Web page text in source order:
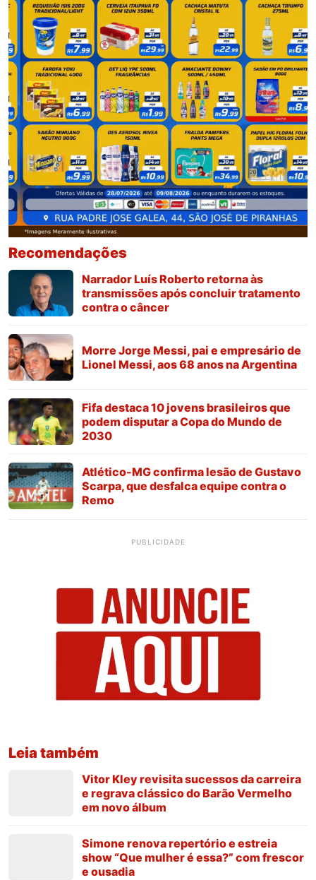
Recomendações
Narrador Luís Roberto retorna às
transmissões após concluir tratamento
contra o câncer
Morre Jorge Messi, pai e empresário de
Lionel Messi, aos 68 anos na Argentina
Fifa destaca 10 jovens brasileiros que
podem disputar a Copa do Mundo de
2030
Atlético-MG confirma lesão de Gustavo
Scarpa, que desfalca equipe contra o
Remo
PUBLICIDADE
Leia também
Vitor Kley revisita sucessos da carreira
e regrava clássico do Barão Vermelho
em novo álbum
Simone renova repertório e estreia
show “Que mulher é essa?” com frescor
e ousadia